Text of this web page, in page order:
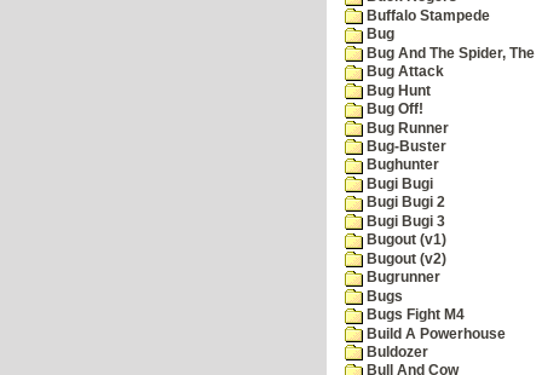
Buffalo Stampede
Bug
Bug And The Spider, The
Bug Attack
Bug Hunt
Bug Off!
Bug Runner
Bug-Buster
Bughunter
Bugi Bugi
Bugi Bugi 2
Bugi Bugi 3
Bugout (v1)
Bugout (v2)
Bugrunner
Bugs
Bugs Fight M4
Build A Powerhouse
Buldozer
Bull And Cow